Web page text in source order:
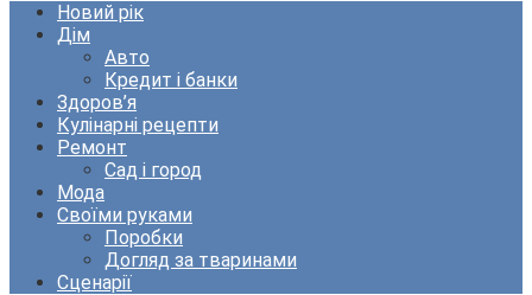
Новий рік
Дім
Авто
Кредит і банки
Здоров’я
Кулінарні рецепти
Ремонт
Сад і город
Мода
Своїми руками
Поробки
Догляд за тваринами
Сценарії